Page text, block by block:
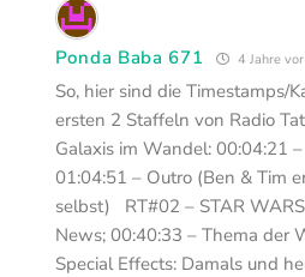
Ponda Baba 671 4 Jahre vor
So, hier sind die Timestamps/
ersten 2 Staffeln von Radio
Galaxis im Wandel: 00:04:21
01:04:51 – Outro (Ben & Tim
selbst) RT#02 – STAR
News; 00:40:33 – Thema der
Special Effects: Damals und